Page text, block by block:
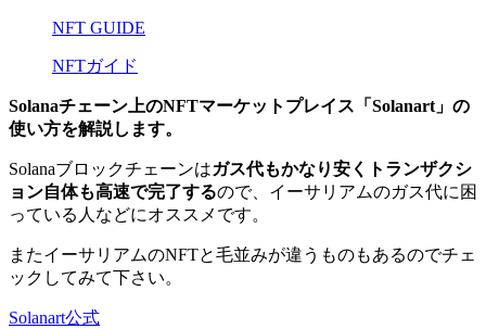
NFT GUIDE
NFTガイド
Solanaチェーン上のNFTマーケットプレイス「Solanart」の
使い方を解説します。
Solanaブロックチェーンはガス代もかなり安くトランザクシ
ョン自体も高速で完了するので、イーサリアムのガス代に困
っている人などにオススメです。
またイーサリアムのNFTと毛並みが違うものもあるのでチェ
ックしてみて下さい。
Solanart公式